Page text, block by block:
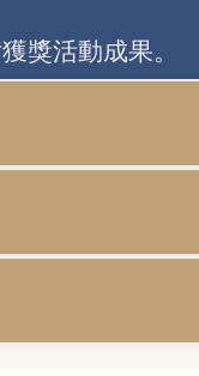
獎活動成果。